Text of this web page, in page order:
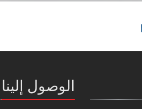
الوصول إلينا